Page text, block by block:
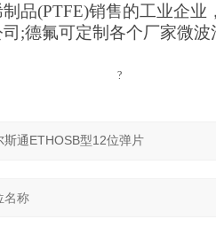
品(PTFE)销售的工业企业
;德氟可定制各个厂家微
?